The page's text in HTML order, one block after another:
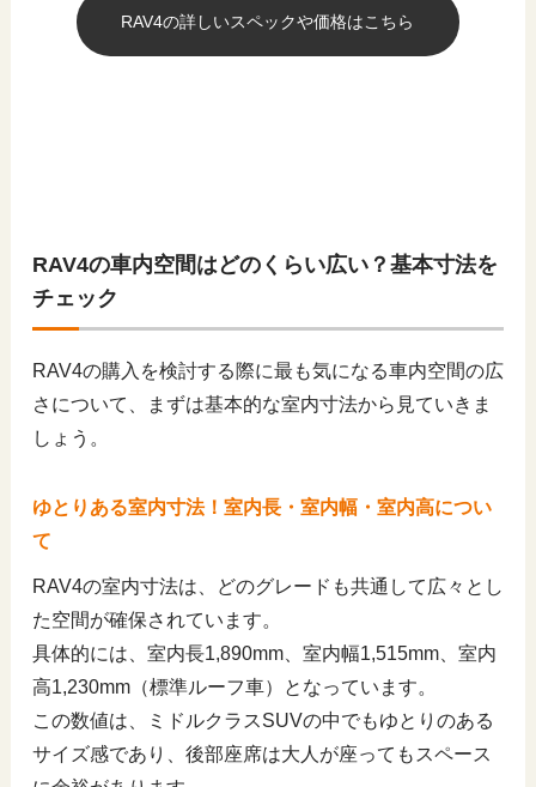
RAV4の詳しいスペックや価格はこちら
RAV4の車内空間はどのくらい広い？基本寸法を
チェック
RAV4の購入を検討する際に最も気になる車内空間の広
さについて、まずは基本的な室内寸法から見ていきま
しょう。
ゆとりある室内寸法！室内長・室内幅・室内高につい
て
RAV4の室内寸法は、どのグレードも共通して広々とし
た空間が確保されています。
具体的には、室内長1,890mm、室内幅1,515mm、室内
高1,230mm（標準ルーフ車）となっています。
この数値は、ミドルクラスSUVの中でもゆとりのある
サイズ感であり、後部座席は大人が座ってもスペース